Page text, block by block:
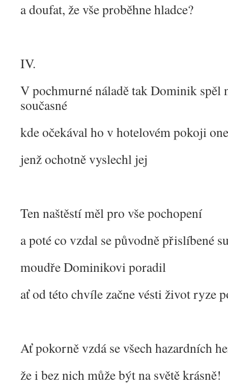
a doufat, že vše proběhne hladce?
IV.
V pochmurné náladě tak Dominik spěl
současné
kde očekával ho v hotelovém pokoji
jenž ochotně vyslechl jej
Ten naštěstí měl pro vše pochopení
a poté co vzdal se původně přislíbené
moudře Dominikovi poradil
ať od této chvíle začne vésti život ryze
Ať pokorně vzdá se všech hazardních
že i bez nich může být na světě krásně!